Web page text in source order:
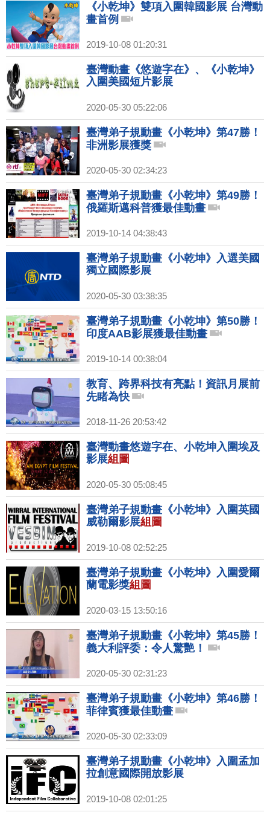
《小乾坤》雙項入圍韓國影展 台灣動
畫首例
2019-10-08 01:20:31
臺灣動畫《悠遊字在》、《小乾坤》
入圍美國短片影展
2020-05-30 05:22:06
臺灣弟子規動畫《小乾坤》第47勝！
非洲影展獲獎
2020-05-30 02:34:23
臺灣弟子規動畫《小乾坤》第49勝！
俄羅斯邁科普獲最佳動畫
2019-10-14 04:38:43
臺灣弟子規動畫《小乾坤》入選美國
獨立國際影展
2020-05-30 03:38:35
臺灣弟子規動畫《小乾坤》第50勝！
印度AAB影展獲最佳動畫
2019-10-14 00:38:04
教育、跨界科技有亮點！資訊月展前
先睹為快
2018-11-26 20:53:42
臺灣動畫悠遊字在、小乾坤入圍埃及
影展組圖
2020-05-30 05:08:45
臺灣弟子規動畫《小乾坤》入圍英國
威勒爾影展組圖
2019-10-08 02:52:25
臺灣弟子規動畫《小乾坤》入圍愛爾
蘭電影獎組圖
2020-03-15 13:50:16
臺灣弟子規動畫《小乾坤》第45勝！
義大利評委：令人驚艷！
2020-05-30 02:31:23
臺灣弟子規動畫《小乾坤》第46勝！
菲律賓獲最佳動畫
2020-05-30 02:33:09
臺灣弟子規動畫《小乾坤》入圍孟加
拉創意國際開放影展
2019-10-08 02:01:25